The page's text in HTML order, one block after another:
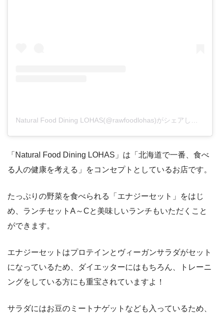
「Natural Food Dining LOHAS」は「北海道で一番、食べ
る人の健康を考える」をコンセプトとしているお店です。
たっぷりの野菜を食べられる「エナジーセット」をはじ
め、ランチセットA～Cと美味しいランチもいただくこと
ができます。
エナジーセットはプロテインとヴィーガンサラダがセット
になっているため、ダイエッターにはもちろん、トレーニ
ングをしている方にも重宝されていますよ！
サラダにはお豆のミートナゲットなども入っているため、